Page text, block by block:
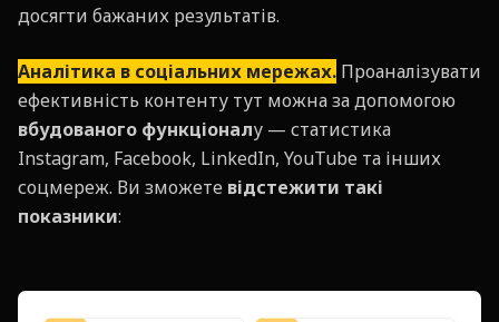
досягти бажаних результатів.
Аналітика в соціальних мережах. Проаналізувати
ефективність контенту тут можна за допомогою
вбудованого функціоналу — статистика
Instagram, Facebook, LinkedIn, YouTube та інших
соцмереж. Ви зможете відстежити такі
показники: